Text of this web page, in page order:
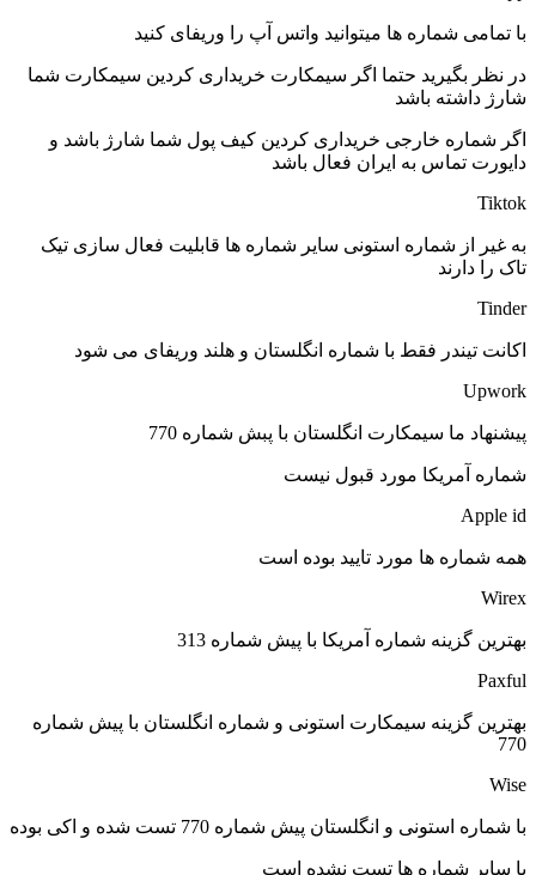
با تمامی شماره ها میتوانید واتس آپ را وریفای کنید
در نظر بگیرید حتما اگر سیمکارت خریداری کردین سیمکارت شما
شارژ داشته باشد
اگر شماره خارجی خریداری کردین کیف پول شما شارژ باشد و
دایورت تماس به ایران فعال باشد
Tiktok
به غیر از شماره استونی سایر شماره ها قابلیت فعال سازی تیک
تاک را دارند
Tinder
اکانت تیندر فقط با شماره انگلستان و هلند وریفای می شود
Upwork
پیشنهاد ما سیمکارت انگلستان با پبش شماره 770
شماره آمریکا مورد قبول نیست
Apple id
همه شماره ها مورد تایید بوده است
Wirex
بهترین گزینه شماره آمریکا با پیش شماره 313
Paxful
بهترین گزینه سیمکارت استونی و شماره انگلستان با پیش شماره
770
Wise
با شماره استونی و انگلستان پیش شماره 770 تست شده و اکی بوده
با سایر شماره ها تست نشده است